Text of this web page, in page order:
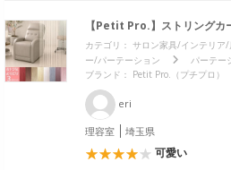
【Petit Pro.】ストリングカ
カテゴリ： サロン家具/インテリア/
ー/パーテーション
パーテー
ブランド： Petit Pro.（プチプロ）
eri
理容室 埼玉県
可愛い